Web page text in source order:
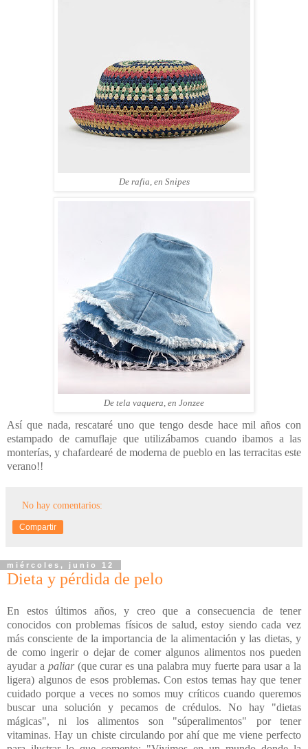
De rafia, en Snipes
De tela vaquera, en Jonzee
Así que nada, rescataré uno que tengo desde hace mil años con
estampado de camuflaje que utilizábamos cuando ibamos a las
monterías, y chafardearé de moderna de pueblo en las terracitas este
verano!!
No hay comentarios:
Compartir
miércoles, junio 12
Dieta y pérdida de pelo
En estos últimos años, y creo que a consecuencia de tener
conocidos con problemas físicos de salud, estoy siendo cada vez
más consciente de la importancia de la alimentación y las dietas, y
de como ingerir o dejar de comer algunos alimentos nos pueden
ayudar a paliar (que curar es una palabra muy fuerte para usar a la
ligera) algunos de esos problemas. Con estos temas hay que tener
cuidado porque a veces no somos muy críticos cuando queremos
buscar una solución y pecamos de crédulos. No hay "dietas
mágicas", ni los alimentos son "súperalimentos" por tener
vitaminas. Hay un chiste circulando por ahí que me viene perfecto